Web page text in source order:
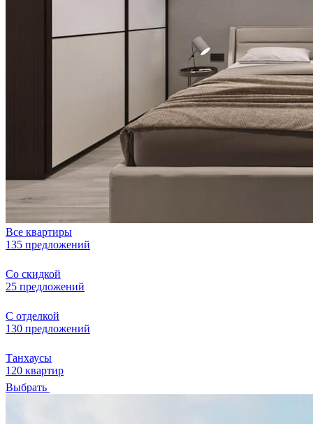
Все квартиры
135 предложений
Со скидкой
25 предложений
С отделкой
130 предложений
Танхаусы
120 квартир
Выбрать